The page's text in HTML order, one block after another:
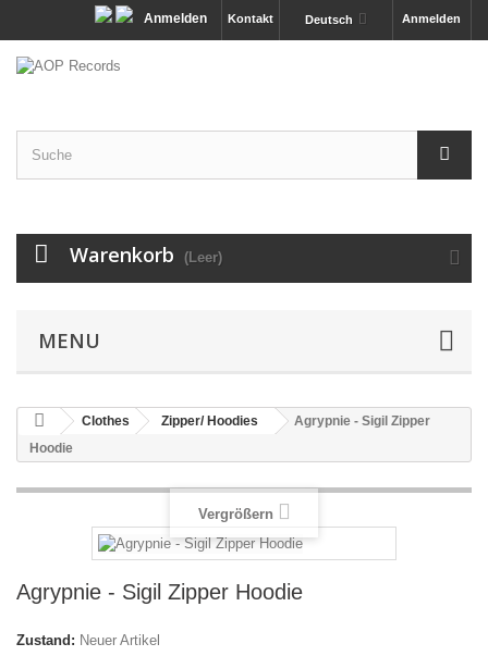
Anmelden
Deutsch
Kontakt
Anmelden
Warenkorb (Leer)
MENU
Clothes Zipper/ Hoodies
Agrypnie - Sigil Zipper
Hoodie
Vergrößern
Agrypnie - Sigil Zipper Hoodie
Zustand: Neuer Artikel